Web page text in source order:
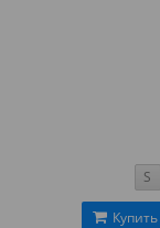
S
Купить